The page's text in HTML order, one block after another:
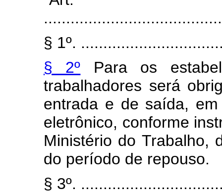
§ 1º.
§ 2º Para os
trabalhadores será
entrada e de saída,
eletrônico, conforme
Ministério do Trabalho,
do período de repouso.
§ 3º.